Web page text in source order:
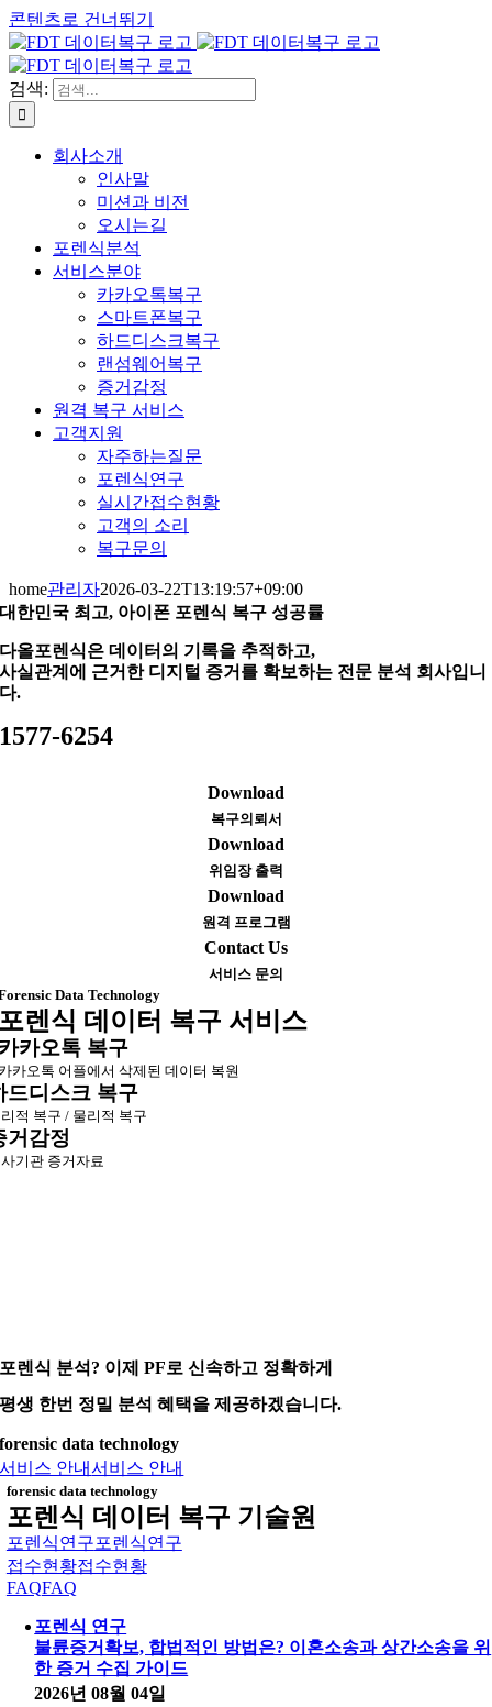
콘텐츠로 건너뛰기
검색:
회사소개
인사말
미션과 비전
오시는길
포렌식분석
서비스분야
카카오톡복구
스마트폰복구
하드디스크복구
랜섬웨어복구
증거감정
원격 복구 서비스
고객지원
자주하는질문
포렌식연구
실시간접수현황
고객의 소리
복구문의
home관리자2026-03-22T13:19:57+09:00
대한민국 최고, 아이폰 포렌식 복구 성공률
다올포렌식은 데이터의 기록을 추적하고,
사실관계에 근거한 디지털 증거를 확보하는 전문 분석 회사입니
다.
1577-6254
Download
복구의뢰서
Download
위임장 출력
Download
원격 프로그램
Contact Us
서비스 문의
Data Technology
렌식 데이터 복구 서비스
카오톡 복구
카오톡 어플에서 삭제된 데이터 복원
드디스크 복구
적 복구 / 물리적 복구
거감정
기관 증거자료
포렌식 분석? 이제 PF로 신속하고 정확하게
평생 한번 정밀 분석 혜택을 제공하겠습니다.
forensic data technology
서비스 안내서비스 안내
forensic data technology
포렌식 데이터 복구 기술원
포렌식연구포렌식연구
접수현황접수현황
FAQFAQ
포렌식 연구
불륜증거확보, 합법적인 방법은? 이혼소송과 상간소송을 위
한 증거 수집 가이드
2026년 08월 04일